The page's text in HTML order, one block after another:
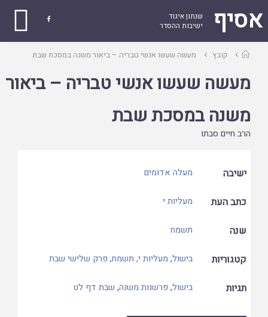
אסיף
שנתון איגוד
ישיבות ההסדר

עמודקובץ מעשה שעשו אנשי טבריה – ביאור משנה במסכת שבת
מעשה שעשו אנשי טבריה – ביאור
משנה במסכת שבת
הרב חיים סבתו
ישיבה מעלה אדומים
כתב העת מעליות י
שנה תשמח
קטגוריות בישול, מעליות י, תשמח, פרק שלישי שבת
תגיות בישול, פרשנות משנה, שבת דף לט